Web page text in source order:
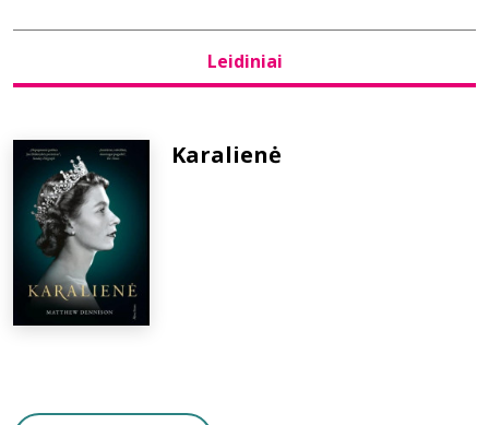
Naujienos
Bibliotekoms
D.U.K.
Leidiniai
Karalienė